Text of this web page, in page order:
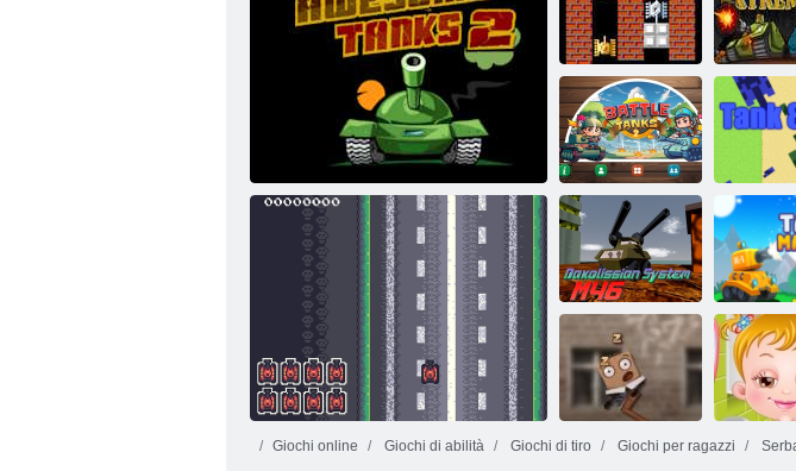
Carri armati fantastici 2
Battaglia città in
linea
tra carri
Tank di battaglia
2
Tank
Sistema
Daxolissian
M46
Giochi online Giochi di abilità Giochi di tiro Giochi per ragazzi